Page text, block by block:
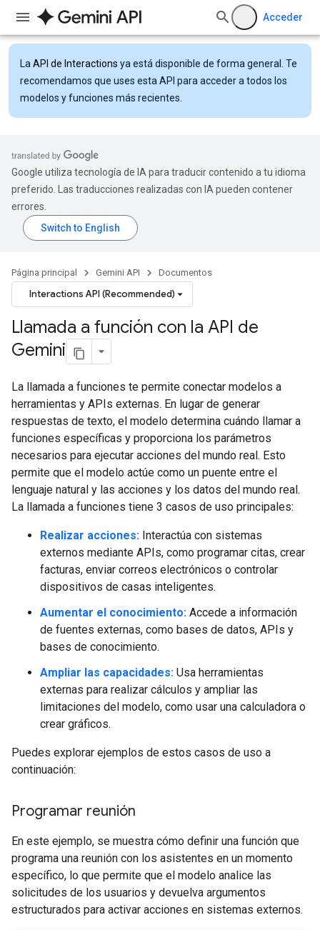
Acceder
La API de Interactions ya está disponible de forma general. Te
recomendamos que uses esta API para acceder a todos los
modelos y funciones más recientes.
Google utiliza tecnología de IA para traducir contenido a tu idioma
preferido. Las traducciones realizadas con IA pueden contener
errores.
Página principal Gemini API Documentos
Interactions API (Recommended)
Llamada a función con la API de
Gemini
La llamada a funciones te permite conectar modelos a
herramientas y APIs externas. En lugar de generar
respuestas de texto, el modelo determina cuándo llamar a
funciones específicas y proporciona los parámetros
necesarios para ejecutar acciones del mundo real. Esto
permite que el modelo actúe como un puente entre el
lenguaje natural y las acciones y los datos del mundo real.
La llamada a funciones tiene 3 casos de uso principales:
Realizar acciones: Interactúa con sistemas
externos mediante APIs, como programar citas, crear
facturas, enviar correos electrónicos o controlar
dispositivos de casas inteligentes.
Aumentar el conocimiento: Accede a información
de fuentes externas, como bases de datos, APIs y
bases de conocimiento.
Ampliar las capacidades: Usa herramientas
externas para realizar cálculos y ampliar las
limitaciones del modelo, como usar una calculadora o
crear gráficos.
Puedes explorar ejemplos de estos casos de uso a
continuación:
Programar reunión
En este ejemplo, se muestra cómo definir una función que
programa una reunión con los asistentes en un momento
específico, lo que permite que el modelo analice las
solicitudes de los usuarios y devuelva argumentos
estructurados para activar acciones en sistemas externos.